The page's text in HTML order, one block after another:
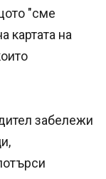
"сме
картата на
забележи